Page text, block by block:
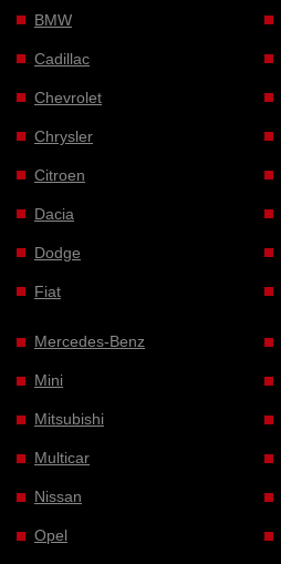
BMW
Cadillac
Chevrolet
Chrysler
Citroen
Dacia
Dodge
Fiat
Mercedes-Benz
Mini
Mitsubishi
Multicar
Nissan
Opel